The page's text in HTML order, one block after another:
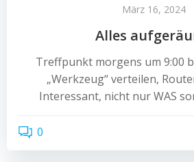
März 16, 2024
Alles
Treffpunkt morgens um 9:00
„Werkzeug“ verteilen,
Interessant, nicht nur WAS
0